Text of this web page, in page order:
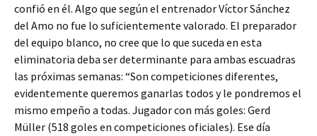
confió en él. Algo que según el entrenador Víctor Sánchez
del Amo no fue lo suficientemente valorado. El preparador
del equipo blanco, no cree que lo que suceda en esta
eliminatoria deba ser determinante para ambas escuadras
las próximas semanas: “Son competiciones diferentes,
evidentemente queremos ganarlas todos y le pondremos el
mismo empeño a todas. Jugador con más goles: Gerd
Müller (518 goles en competiciones oficiales). Ese día